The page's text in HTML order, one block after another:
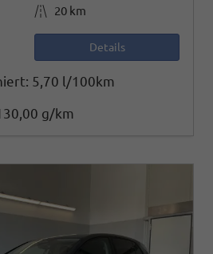
Kilometerstand 20 km
Details
5,70 l/100km
g/km